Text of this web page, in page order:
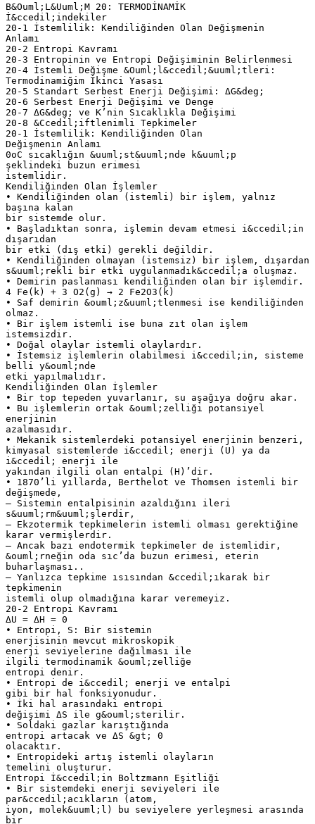
B&Ouml;L&Uuml;M 20: TERMODİNAMİK
İ&ccedil;indekiler
20-1 İstemlilik: Kendiliğinden Olan Değişmenin
Anlamı
20-2 Entropi Kavramı
20-3 Entropinin ve Entropi Değişiminin Belirlenmesi
20-4 İstemli Değişme &Ouml;l&ccedil;&uuml;tleri:
Termodinamiğim İkinci Yasası
20-5 Standart Serbest Enerji Değişimi: ΔG&deg;
20-6 Serbest Enerji Değişimi ve Denge
20-7 ΔG&deg; ve K’nin Sıcaklıkla Değişimi
20-8 &Ccedil;iftlenimli Tepkimeler
20-1 İstemlilik: Kendiliğinden Olan
Değişmenin Anlamı
0oC sıcaklığın &uuml;st&uuml;nde k&uuml;p
şeklindeki buzun erimesi
istemlidir.
Kendiliğinden Olan İşlemler
• Kendiliğinden olan (istemli) bir işlem, yalnız
başına kalan
bir sistemde olur.
• Başladıktan sonra, işlemin devam etmesi i&ccedil;in
dışarıdan
bir etki (dış etki) gerekli değildir.
• Kendiliğinden olmayan (istemsiz) bir işlem, dışardan
s&uuml;rekli bir etki uygulanmadık&ccedil;a oluşmaz.
• Demirin paslanması kendiliğinden olan bir işlemdir.
4 Fe(k) + 3 O2(g) → 2 Fe2O3(k)
• Saf demirin &ouml;z&uuml;tlenmesi ise kendiliğinden
olmaz.
• Bir işlem istemli ise buna zıt olan işlem
istemsizdir.
• Doğal olaylar istemli olaylardır.
• İstemsiz işlemlerin olabilmesi i&ccedil;in, sisteme
belli y&ouml;nde
etki yapılmalıdır.
Kendiliğinden Olan İşlemler
• Bir top tepeden yuvarlanır, su aşağıya doğru akar.
• Bu işlemlerin ortak &ouml;zelliği potansiyel
enerjinin
azalmasıdır.
• Mekanik sistemlerdeki potansiyel enerjinin benzeri,
kimyasal sistemlerde i&ccedil; enerji (U) ya da
i&ccedil; enerji ile
yakından ilgili olan entalpi (H)’dir.
• 1870’li yıllarda, Berthelot ve Thomsen istemli bir
değişmede,
– Sistemin entalpisinin azaldığını ileri
s&uuml;rm&uuml;şlerdir,
– Ekzotermik tepkimelerin istemli olması gerektiğine
karar vermişlerdir.
– Ancak bazı endotermik tepkimeler de istemlidir,
&ouml;rneğin oda sıc’da buzun erimesi, eterin
buharlaşması..
– Yanlızca tepkime ısısından &ccedil;ıkarak bir
tepkimenin
istemli olup olmadığına karar veremeyiz.
20-2 Entropi Kavramı
ΔU = ΔH = 0
• Entropi, S: Bir sistemin
enerjisinin mevcut mikroskopik
enerji seviyelerine dağılması ile
ilgili termodinamik &ouml;zelliğe
entropi denir.
• Entropi de i&ccedil; enerji ve entalpi
gibi bir hal fonksiyonudur.
• İki hal arasındaki entropi
değişimi ΔS ile g&ouml;sterilir.
• Soldaki gazlar karıştığında
entropi artacak ve ΔS &gt; 0
olacaktır.
• Entropideki artış istemli olayların
temelini oluşturur.
Entropi İ&ccedil;in Boltzmann Eşitliği
• Bir sistemdeki enerji seviyeleri ile
par&ccedil;acıkların (atom,
iyon, molek&uuml;l) bu seviyelere yerleşmesi arasında
bir